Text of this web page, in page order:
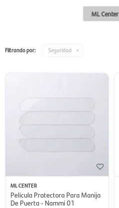
ML Center
Filtrando por: Seguridad
ML CENTER
Película Protectora Para Manija
De Puerta - Nammi 01